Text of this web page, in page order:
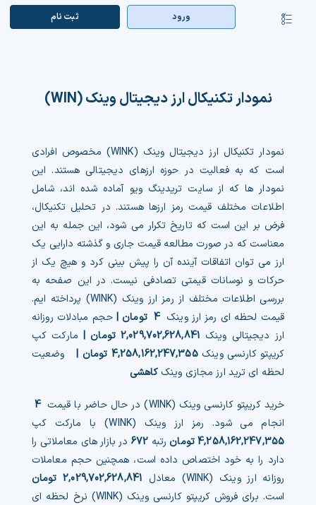
کنترلر
قیمت تتر
راهنما
بازار معاملاتی
تابلوخوانی ارزهای دیجیتال
کوین مارکت کپ
چت جی پی تی رایگان
فیلتر ارزهای دیجیتال
کارمزد
تماس با ما
دسته‌بندی ارزها
ورود ثبت‌ نام
نمودار تکنیکال ارز دیجیتال وینک (WIN)
نمودار تکنیکال ارز دیجیتال وینک (WINK) مخصوص افرادی
است که به فعالیت در حوزه ارزهای دیجیتالی هستند. این
نمودار ها که از سایت تریدینگ ویو آماده شده اند، شامل
اطلاعات مختلف قیمت رمز ارزها هستند. در تحلیل تکنیکال،
فرض بر این است که تاریخ تکرار می شود، این جمله به این
معناست که در صورت مطالعه قیمت جاری و گذشته دارایی یک
ارز می توان اتفاقات آینده آن را پیش بینی کرد و هیچ یک از
حرکات و نوسانات قیمتی تصادفی نیست. در این صفحه به
بررسی اطلاعات مختلف از رمز ارز وینک (WINK) پرداخته ایم.
قیمت لحظه ای رمز ارز وینک 4 تومان |حجم مبادلات روزانه
ارز دیجیتالی وینک 2,029,702,628,841تومان | مارکت کپ
کریپتو کارنسی وینک4,258,162,247,355 تومان | وضعیت
لحظه ای ترید ارز مجازی وینک کاهشی
خرید کریپتو کارنسی وینک (WINK) در حال حاضر با قیمت
4
انجام می شود. رمز ارز وینک (WINK) با مارکت کپ
4,258,162,247,355تومان رتبه 672 در بازار های معاملاتی را
دارد را به خود اختصاص داده است، همچنین حجم معاملات
روزانه ارز وینک (WINK) معادل
2,029,702,628,841تومان
است. برای فروش کریپتو کارنسی وینک (WINK) نرخ لحظه ای